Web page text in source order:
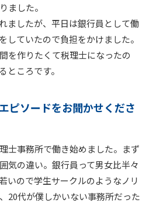
ました。
ましたが、平日は銀行員として働
していたので負担をかけました。
を作りたくて税理士になったの
ところです。
ピソードをお聞かせくださ
士事務所で働き始めました。まず
気の違い。銀行員って男女比半々
いので学生サークルのようなノリ
20代が僕しかいない事務所だった